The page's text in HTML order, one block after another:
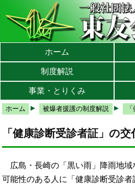
メインメニューへ
サブメニューへ
現在地ナビ（パンくずリスト）へ
ホーム
制度解説
事業・とりくみ
ホーム 被爆者援護の制度解説
「健康診断受診者証」の交
広島・長崎の「黒い雨」降雨地域
可能性のある人に「健康診断受診